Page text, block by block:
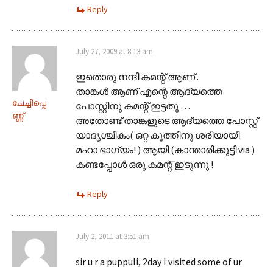
Reply
ചേച്ചിപ്പെ
ണ്ണ്
July 27, 2009 at 8:13 am
ഇതൊരു നന്ദി കമന്റ്‌ ആണ് .
താങ്കള്‍ ആണ് എന്റെ ആദ്യത്തെ
പോസ്റ്റിനു കമന്റ്‌ ഇട്ടതു …
അതോണ്ട് താങ്കളുടെ ആദ്യത്തെ പോസ്റ്റ്‌
യാദൃശ്ചികം( ഒറ്റ കുത്തിനു ശരിയായി
മഹാ ഭാഗ്യം! ) ആയി (കാന്താരിക്കുട്ടി via )
കണ്ടപ്പോള്‍ ഒരു കമന്റ്‌ ഇടുന്നു !
Reply
July 2, 2011 at 3:51 am
sir u r a puppuli, 2day I visited some of ur